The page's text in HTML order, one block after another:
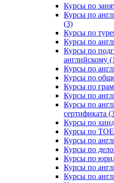
Курсы по
Курсы по
(3)
Курсы по
Курсы по
Курсы по
английскому
Курсы по
Курсы по
Курсы по
Курсы по
Курсы по
сертификата
Курсы по
Курсы по
Курсы по
Курсы по
Курсы по
Курсы по
Курсы по